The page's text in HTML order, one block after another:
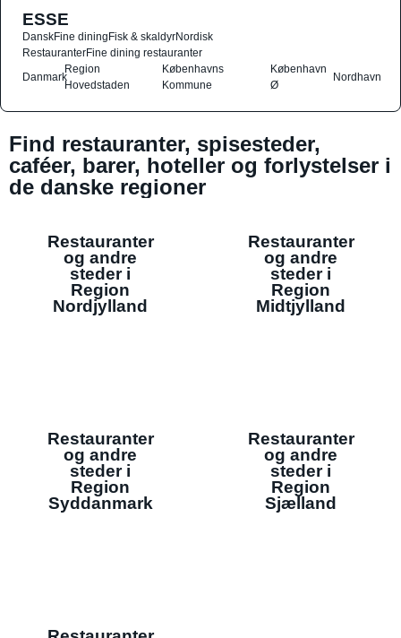
ESSE
DanskFine diningFisk & skaldyrNordisk
RestauranterFine dining restauranter
Danmark
Region
Hovedstaden
Københavns
Kommune
København
Ø
Nordhavn
Find restauranter, spisesteder,
caféer, barer, hoteller og forlystelser i
de danske regioner
Restauranter
og andre
steder i
Region
Nordjylland
Restauranter
og andre
steder i
Region
Midtjylland
Restauranter
og andre
steder i
Region
Syddanmark
Restauranter
og andre
steder i
Region
Sjælland